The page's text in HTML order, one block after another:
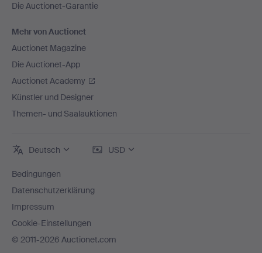
Die Auctionet-Garantie
Mehr von Auctionet
Auctionet Magazine
Die Auctionet-App
Auctionet Academy
Künstler und Designer
Themen- und Saalauktionen
Deutsch USD
Bedingungen
Datenschutzerklärung
Impressum
Cookie-Einstellungen
© 2011-2026 Auctionet.com